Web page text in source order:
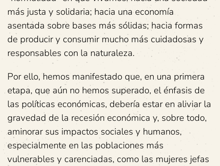
más justa y solidaria; hacia una economía
asentada sobre bases más sólidas; hacia formas
de producir y consumir mucho más cuidadosas y
responsables con la naturaleza.
Por ello, hemos manifestado que, en una primera
etapa, que aún no hemos superado, el énfasis de
las políticas económicas, debería estar en aliviar la
gravedad de la recesión económica y, sobre todo,
aminorar sus impactos sociales y humanos,
especialmente en las poblaciones más
vulnerables y carenciadas, como las mujeres jefas